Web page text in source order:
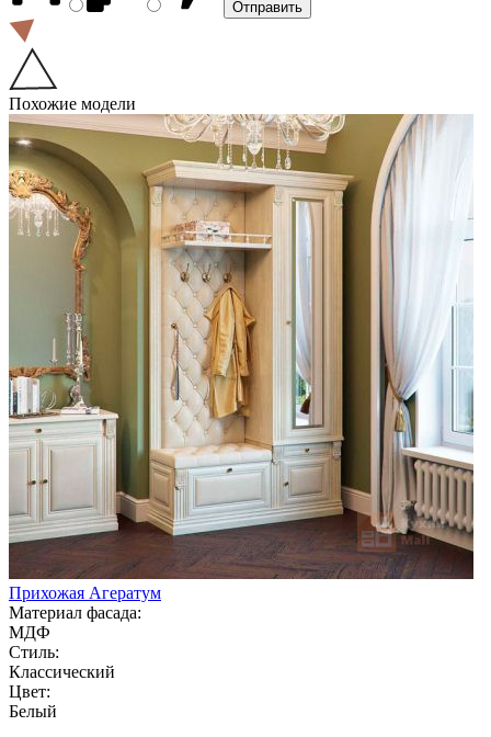
Похожие модели
Прихожая Агератум
Материал фасада:
МДФ
Стиль:
Классический
Цвет:
Белый